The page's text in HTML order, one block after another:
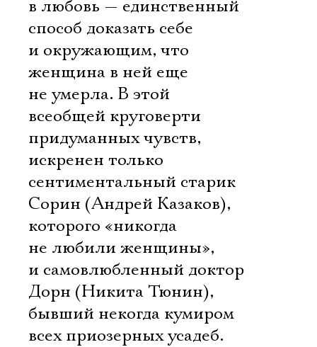
в любовь — единственный
способ доказать себе
и окружающим, что
женщина в ней еще
не умерла. В этой
всеобщей круговерти
придуманных чувств,
искренен только
сентиментальный старик
Сорин (Андрей Казаков),
которого «никогда
не любили женщины»,
и самовлюбленный доктор
Дорн (Никита Тюнин),
бывший некогда кумиром
всех приозерных усадеб.